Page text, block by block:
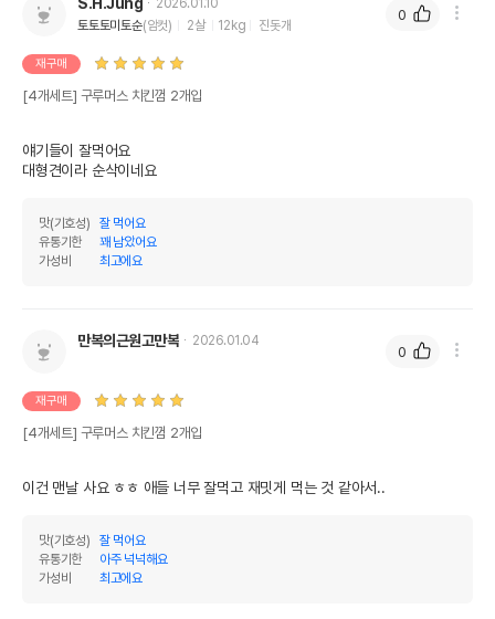
S.H.Jung
2026.01.10
토토토미토순(암컷) 2살 12kg 진돗개
재구매
[4개세트] 구루머스 치킨껌 2개입
얘기들이 잘먹어요
대형견이라 순삭이네요
맛(기호성)
잘 먹어요
유통기한
꽤 남았어요
가성비
최고에요
0
만복의근원고만복 2026.01.04
재구매
[4개세트] 구루머스 치킨껌 2개입
이건 맨날 사요 ㅎㅎ 애들 너무 잘먹고 재밋게 먹는 것 같아서..
맛(기호성)
잘 먹어요
유통기한
아주 넉넉해요
가성비
최고에요
0